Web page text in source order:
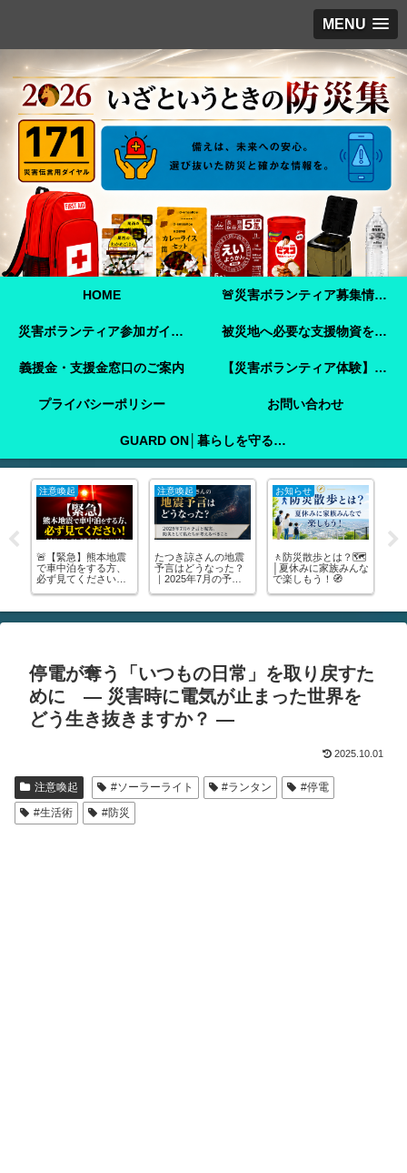
MENU
HOME 🚨災害ボランティア募集情報【2026年8月8日最新】熊本地震 🚨
災害ボランティア参加ガイド【令和8年熊本地震】事前登録・申し込み方法・ボランティア活動保険 被災地へ必要な支援物資を届けませんか？【熊本地震支援】｜Amazonほしい物リストで今すぐ支援できます
義援金・支援金窓口のご案内 【災害ボランティア体験】嘉島町で見た「命を守ることさえ難しい現実」と、全国へ伝えたいこと
プライバシーポリシー お問い合わせ
GUARD ON│暮らしを守る防犯ガイド
注意喚起
🚨【緊急】熊本地震
で車中泊をする方、
必ず見てください！
が分かります
注意喚起
たつき諒さんの地震
予言はどうなった？
｜2025年7月の予言
こと
お知らせ
🚶防災散歩とは？🗺️
│夏休みに家族みんな
で楽しもう！🧭
停電が奪う「いつもの日常」を取り戻すた
めに ― 災害時に電気が止まった世界を
どう生き抜きますか？ ―
2025.10.01
注意喚起 #ソーラーライト #ランタン
#停電
#生活術
#防災